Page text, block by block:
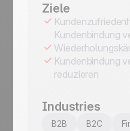
Ziele
Kundenbindung
Kundenbindung
reduzieren
Industries
B2B B2C